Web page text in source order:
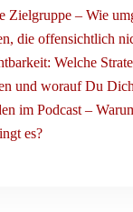
Zielgruppe – Wie
die offensichtlich
Welche
und worauf Du
im Podcast –
es?